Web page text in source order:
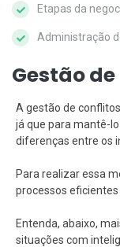
Etapas da
Administração
Gestão
A gestão de
já que para mantê-
diferenças entre os
Para realizar essa
processos eficientes
Entenda, abaixo,
situações com